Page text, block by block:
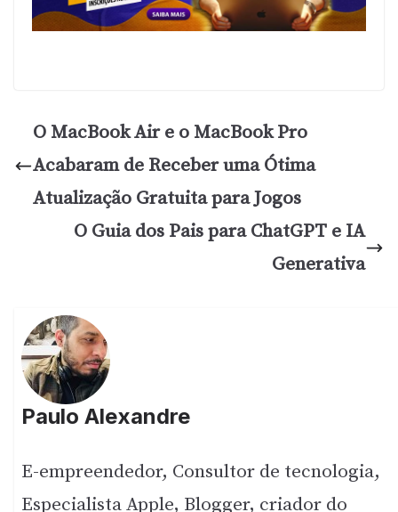
O MacBook Air e o MacBook Pro
Acabaram de Receber uma Ótima
Atualização Gratuita para Jogos
O Guia dos Pais para ChatGPT e IA
Generativa
Paulo Alexandre
E-empreendedor, Consultor de tecnologia,
Especialista Apple, Blogger, criador do